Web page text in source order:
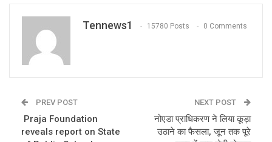
Tennews1 15780 Posts 0 Comments
PREV POST
Praja Foundation
reveals report on State
NEXT POST
नोएडा प्राधिकरण ने लिया कूड़ा
उठाने का फैसला, जून तक पूरे